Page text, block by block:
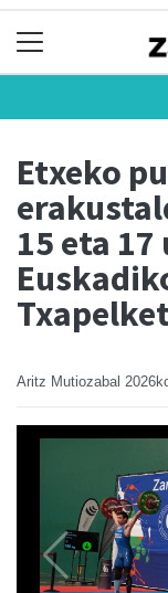
Etxeko
15 eta
Aritz Mutiozabal